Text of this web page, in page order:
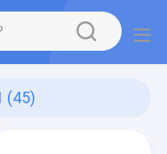
(45)